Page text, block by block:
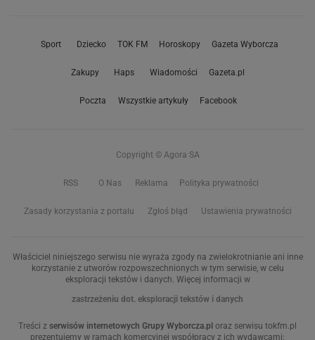
Sport Dziecko TOK FM Horoskopy Gazeta Wyborcza
Zakupy Haps Wiadomości Gazeta.pl
Poczta Wszystkie artykuły Facebook
Copyright © Agora SA
RSS O Nas Reklama Polityka prywatności
Zasady korzystania z portalu Zgłoś błąd Ustawienia prywatności
Właściciel niniejszego serwisu nie wyraża zgody na zwielokrotnianie ani inne
korzystanie z utworów rozpowszechnionych w tym serwisie, w celu
eksploracji tekstów i danych. Więcej informacji w
zastrzeżeniu dot. eksploracji tekstów i danych
Treści z serwisów internetowych Grupy Wyborcza.pl oraz serwisu tokfm.pl
prezentujemy w ramach komercyjnej współpracy z ich wydawcami: